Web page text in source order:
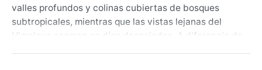
valles profundos y colinas cubiertas de bosques
subtropicales, mientras que las vistas lejanas del
Himalaya asoman en días despejados. A diferencia de